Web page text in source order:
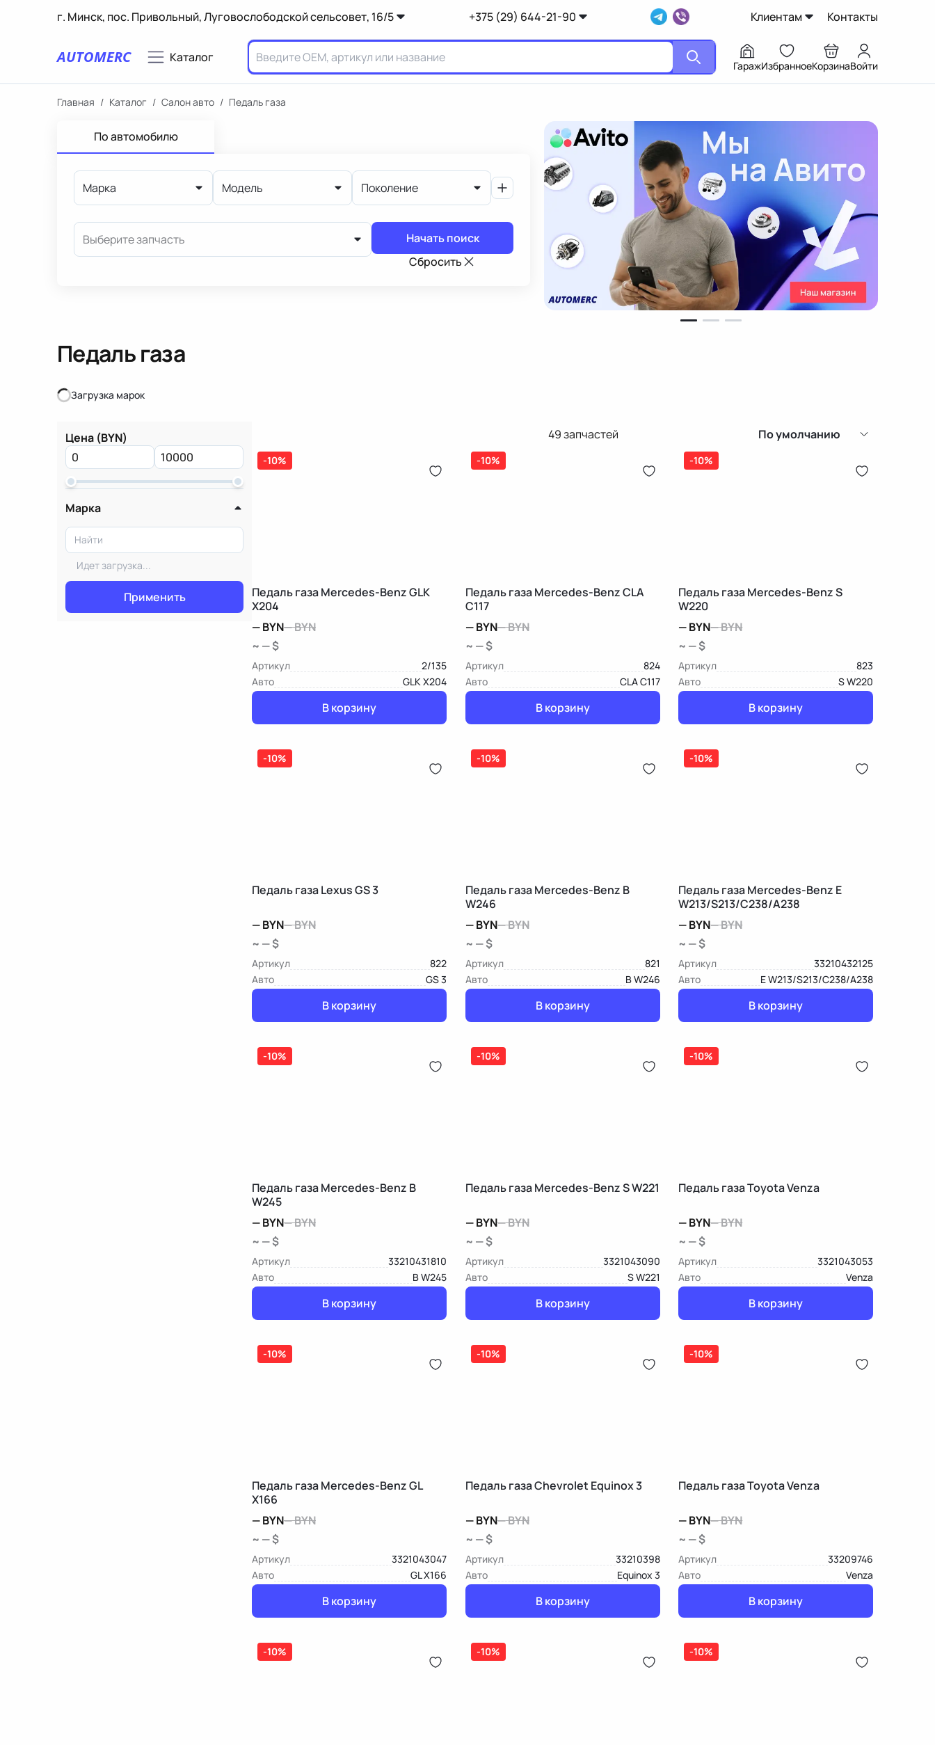
г. Минск, пос. Привольный, Луговослободской сельсовет, 16/5 +375 (29) 644-21-90 Клиентам Контакты
AUTOMERC Каталог
ГаражИзбранноеКорзинаВойти
Главная / Каталог / Салон авто / Педаль газа
По автомобилю
Марка Модель Поколение
Выберите запчасть
Начать поиск
Сбросить
Педаль газа
Загрузка марок
Загрузка марок
Цена (BYN)
Марка
Идет загрузка...
Применить
49запчастей По умолчанию
-10%
Педаль газа Mercedes-Benz GLK
X204
—BYN—BYN
~ — $
Артикул
2/135
Авто
GLK X204
В корзину
-10%
Педаль газа Mercedes-Benz CLA
C117
—BYN—BYN
~ — $
Артикул
824
Авто
CLA C117
В корзину
-10%
Педаль газа Mercedes-Benz S
W220
—BYN—BYN
~ — $
Артикул
823
Авто
S W220
В корзину
-10%
Педаль газа Lexus GS 3
—BYN—BYN
~ — $
Артикул
822
Авто
GS 3
В корзину
-10%
Педаль газа Mercedes-Benz B
W246
—BYN—BYN
~ — $
Артикул
821
Авто
B W246
В корзину
-10%
Педаль газа Mercedes-Benz E
W213/S213/C238/A238
—BYN—BYN
~ — $
Артикул
33210432125
Авто
E W213/S213/C238/A238
В корзину
-10%
Педаль газа Mercedes-Benz B
W245
—BYN—BYN
~ — $
Артикул
33210431810
Авто
B W245
В корзину
-10%
Педаль газа Mercedes-Benz S W221
—BYN—BYN
~ — $
Артикул
3321043090
Авто
S W221
В корзину
-10%
Педаль газа Toyota Venza
—BYN—BYN
~ — $
Артикул
3321043053
Авто
Venza
В корзину
-10%
Педаль газа Mercedes-Benz GL
X166
—BYN—BYN
~ — $
Артикул
3321043047
Авто
GL X166
В корзину
-10%
Педаль газа Chevrolet Equinox 3
—BYN—BYN
~ — $
Артикул
33210398
Авто
Equinox 3
В корзину
-10%
Педаль газа Toyota Venza
—BYN—BYN
~ — $
Артикул
33209746
Авто
Venza
В корзину
-10% -10% -10%